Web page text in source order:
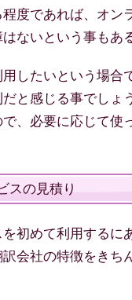
度であれば、オン
ないという事もあ
したいという場合
と感じる事でしょ
、必要に応じて使
スの見積り
初めて利用するに
会社の特徴をきち